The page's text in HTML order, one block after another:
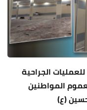
الجراحية
المواطنين
(ع)